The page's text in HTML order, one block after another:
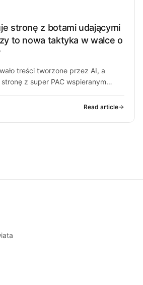
stronę z botami udającymi
to nowa taktyka w walce o
treści tworzone przez AI, a
stronę z super PAC wspieranym
Read article